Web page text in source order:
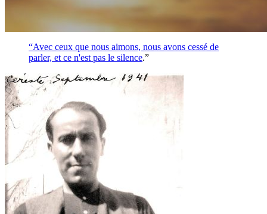
“Avec ceux que nous aimons, nous avons cessé de
parler, et ce n'est pas le silence.”